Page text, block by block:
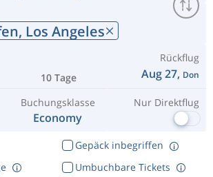
Los Angeles
10 Tage
Rückflug
Aug 27, Don
Buchungsklasse
Economy
Nur Direktflug
Gepäck inbegriffen
Umbuchbare Tickets